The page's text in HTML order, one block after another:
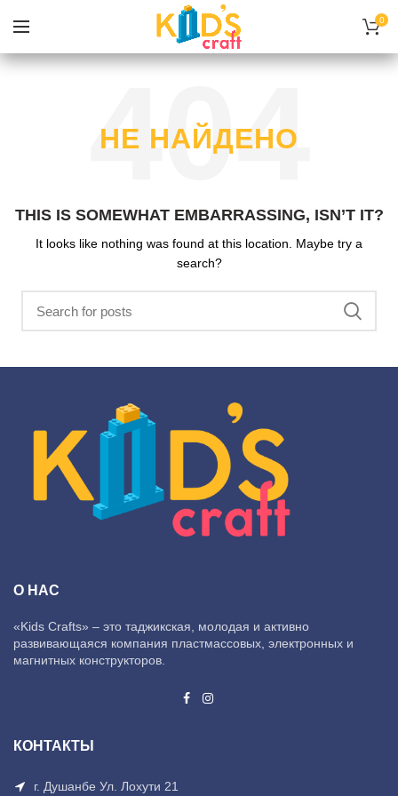
0
НЕ НАЙДЕНО
THIS IS SOMEWHAT EMBARRASSING, ISN’T IT?
It looks like nothing was found at this location. Maybe try a
search?
О НАС
«Kids Crafts» – это таджикская, молодая и активно
развивающаяся компания пластмассовых, электронных и
магнитных конструкторов.
КОНТАКТЫ
г. Душанбе Ул. Лохути 21